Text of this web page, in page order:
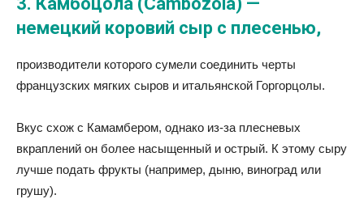
немецкий коровий сыр с плесенью,
производители которого сумели соединить черты
французских мягких сыров и итальянской Горгорцолы.
Вкус схож с Камамбером, однако из-за плесневых
вкраплений он более насыщенный и острый. К этому сыру
лучше подать фрукты (например, дыню, виноград или
грушу).